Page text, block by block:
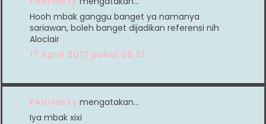
Hooh mbak ganggu banget ya namanya
sariawan, boleh banget dijadikan referensi nih
Aloclair
17 April 2017 pukul 08.51
Febrianty mengatakan…
Iya mbak xixi